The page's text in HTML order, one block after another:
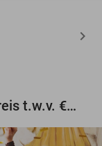
Maak gratis kans op een droomreis t.w.v. €3.000!